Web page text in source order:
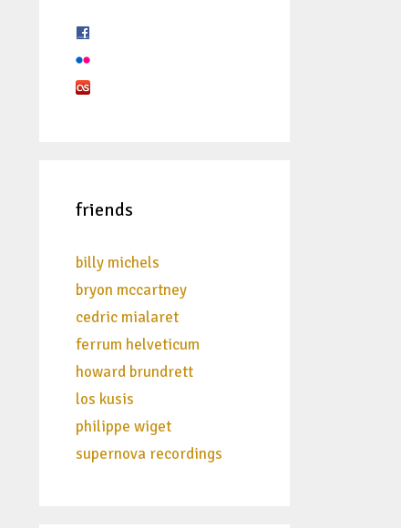
friends
billy michels
bryon mccartney
cedric mialaret
ferrum helveticum
howard brundrett
los kusis
philippe wiget
supernova recordings